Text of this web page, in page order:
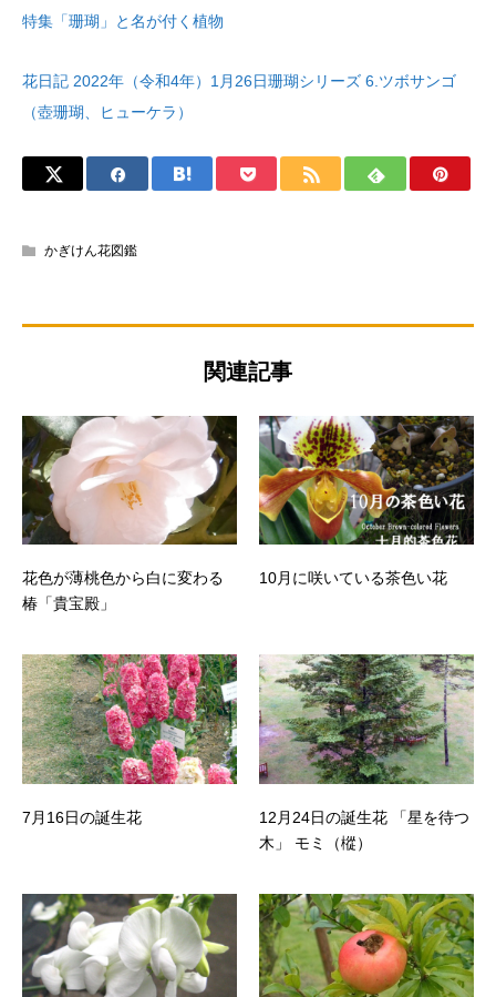
特集「珊瑚」と名が付く植物
花日記 2022年（令和4年）1月26日珊瑚シリーズ 6.ツボサンゴ
（壺珊瑚、ヒューケラ）
かぎけん花図鑑
関連記事
花色が薄桃色から白に変わる
椿「貴宝殿」
10月に咲いている茶色い花
7月16日の誕生花
12月24日の誕生花 「星を待つ
木」 モミ（樅）